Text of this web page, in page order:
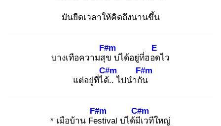
มันยืดเวลาให้คิดถึงนานขึ้น
บางเทือความสุข
F#m
บ่ได้อยู่ที่ฮอด
E
ไว
แต่อยู่ที่ได้.
C#m
. ไปนำกัน
F#m
* เมือบ้าน Fes
F#m
tival บ่ได้มีเ
C#m
วทีใหญ่